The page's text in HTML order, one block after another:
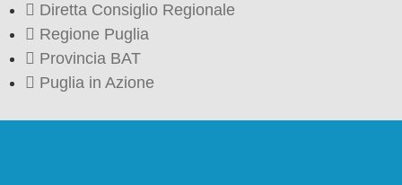
Diretta Consiglio Regionale
Regione Puglia
Provincia BAT
Puglia in Azione